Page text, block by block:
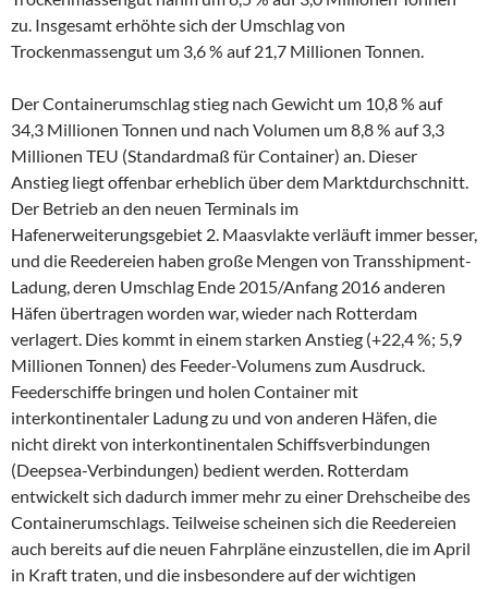
zu. Insgesamt erhöhte sich der Umschlag von
Trockenmassengut um 3,6 % auf 21,7 Millionen Tonnen.
Der Containerumschlag stieg nach Gewicht um 10,8 % auf
34,3 Millionen Tonnen und nach Volumen um 8,8 % auf 3,3
Millionen TEU (Standardmaß für Container) an. Dieser
Anstieg liegt offenbar erheblich über dem Marktdurchschnitt.
Der Betrieb an den neuen Terminals im
Hafenerweiterungsgebiet 2. Maasvlakte verläuft immer besser,
und die Reedereien haben große Mengen von Transshipment-
Ladung, deren Umschlag Ende 2015/Anfang 2016 anderen
Häfen übertragen worden war, wieder nach Rotterdam
verlagert. Dies kommt in einem starken Anstieg (+22,4 %; 5,9
Millionen Tonnen) des Feeder-Volumens zum Ausdruck.
Feederschiffe bringen und holen Container mit
interkontinentaler Ladung zu und von anderen Häfen, die
nicht direkt von interkontinentalen Schiffsverbindungen
(Deepsea-Verbindungen) bedient werden. Rotterdam
entwickelt sich dadurch immer mehr zu einer Drehscheibe des
Containerumschlags. Teilweise scheinen sich die Reedereien
auch bereits auf die neuen Fahrpläne einzustellen, die im April
in Kraft traten, und die insbesondere auf der wichtigen